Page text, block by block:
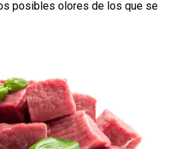
posibles olores de los que se